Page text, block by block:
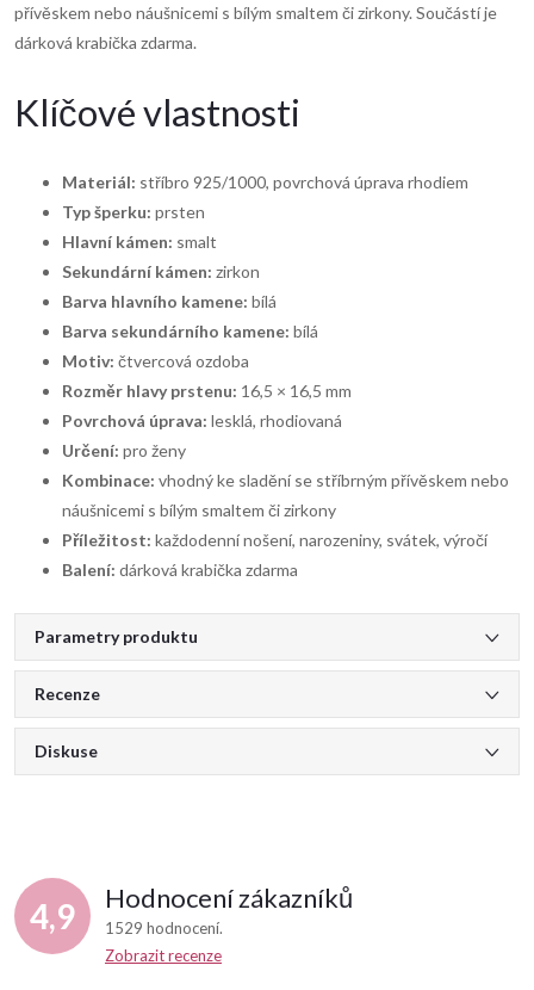
přívěskem nebo náušnicemi s bílým smaltem či zirkony. Součástí je
dárková krabička zdarma.
Klíčové vlastnosti
Materiál: stříbro 925/1000, povrchová úprava rhodiem
Typ šperku: prsten
Hlavní kámen: smalt
Sekundární kámen: zirkon
Barva hlavního kamene: bílá
Barva sekundárního kamene: bílá
Motiv: čtvercová ozdoba
Rozměr hlavy prstenu: 16,5 × 16,5 mm
Povrchová úprava: lesklá, rhodiovaná
Určení: pro ženy
Kombinace: vhodný ke sladění se stříbrným přívěskem nebo
náušnicemi s bílým smaltem či zirkony
Příležitost: každodenní nošení, narozeniny, svátek, výročí
Balení: dárková krabička zdarma
Parametry produktu
Recenze
Diskuse
4,9 Hodnocení zákazníků
1529 hodnocení
Zobrazit recenze